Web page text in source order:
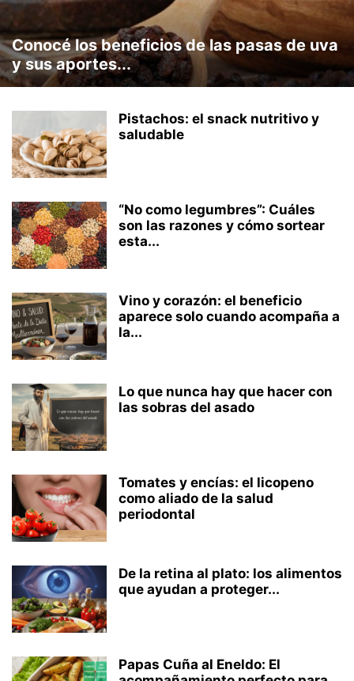
Conocé los beneficios de las pasas de uva
y sus aportes...
Pistachos: el snack nutritivo y
saludable
“No como legumbres”: Cuáles
son las razones y cómo sortear
esta...
Vino y corazón: el beneficio
aparece solo cuando acompaña a
la...
Lo que nunca hay que hacer con
las sobras del asado
Tomates y encías: el licopeno
como aliado de la salud
periodontal
De la retina al plato: los alimentos
que ayudan a proteger...
Papas Cuña al Eneldo: El